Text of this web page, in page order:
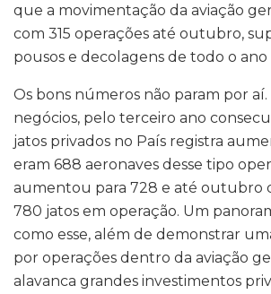
que a movimentação da aviação
com 315 operações até outubro,
pousos e decolagens de todo o ano
Os bons números não param por aí.
negócios, pelo terceiro ano
jatos privados no País registra
eram 688 aeronaves desse tipo
aumentou para 728 e até outubro
780 jatos em operação. Um
como esse, além de demonstrar
por operações dentro da aviação
alavanca grandes investimentos